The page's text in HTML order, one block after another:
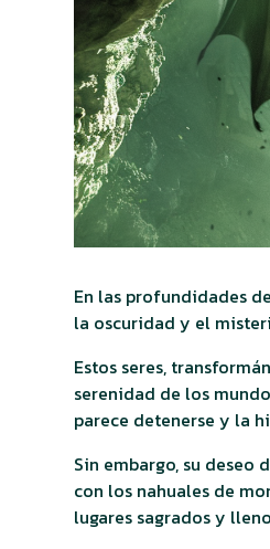
En las profundidades
la oscuridad y el
Estos seres,
serenidad de los
parece detenerse y la
Sin embargo, su
con los nahuales de
lugares sagrados y